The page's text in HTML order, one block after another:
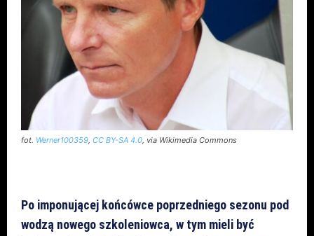
fot. Werner100359, CC BY-SA 4.0, via Wikimedia Commons
Po imponującej końcówce poprzedniego sezonu pod
wodzą nowego szkoleniowca, w tym mieli być